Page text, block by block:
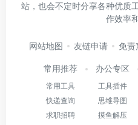
站，也会不定时分享各种优质
作效率
网站地图 友链申请 免责
常用推荐
常用工具
快递查询
求职招聘
办公专区
工具插件
思维导图
摸鱼解压